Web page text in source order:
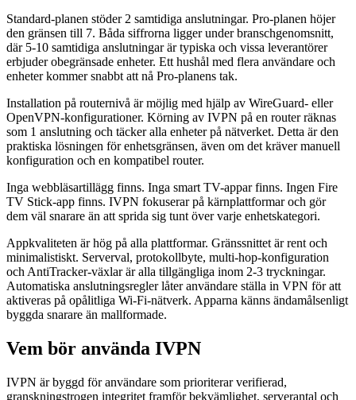
Standard-planen stöder 2 samtidiga anslutningar. Pro-planen höjer
den gränsen till 7. Båda siffrorna ligger under branschgenomsnitt,
där 5-10 samtidiga anslutningar är typiska och vissa leverantörer
erbjuder obegränsade enheter. Ett hushål med flera användare och
enheter kommer snabbt att nå Pro-planens tak.
Installation på routernivå är möjlig med hjälp av WireGuard- eller
OpenVPN-konfigurationer. Körning av IVPN på en router räknas
som 1 anslutning och täcker alla enheter på nätverket. Detta är den
praktiska lösningen för enhetsgränsen, även om det kräver manuell
konfiguration och en kompatibel router.
Inga webbläsartillägg finns. Inga smart TV-appar finns. Ingen Fire
TV Stick-app finns. IVPN fokuserar på kärnplattformar och gör
dem väl snarare än att sprida sig tunt över varje enhetskategori.
Appkvaliteten är hög på alla plattformar. Gränssnittet är rent och
minimalistiskt. Serverval, protokollbyte, multi-hop-konfiguration
och AntiTracker-växlar är alla tillgängliga inom 2-3 tryckningar.
Automatiska anslutningsregler låter användare ställa in VPN för att
aktiveras på opålitliga Wi-Fi-nätverk. Apparna känns ändamålsenligt
byggda snarare än mallformade.
Vem bör använda IVPN
IVPN är byggd för användare som prioriterar verifierad,
granskningstrogen integritet framför bekvämlighet, serverantal och